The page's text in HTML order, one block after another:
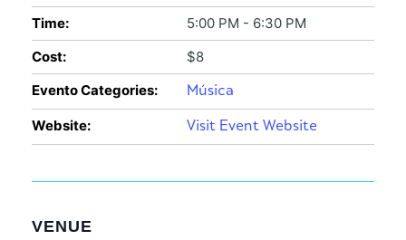
Time:
5:00 PM - 6:30 PM
Cost:
$8
Evento Categories:
Música
Website: Visit Event Website
VENUE